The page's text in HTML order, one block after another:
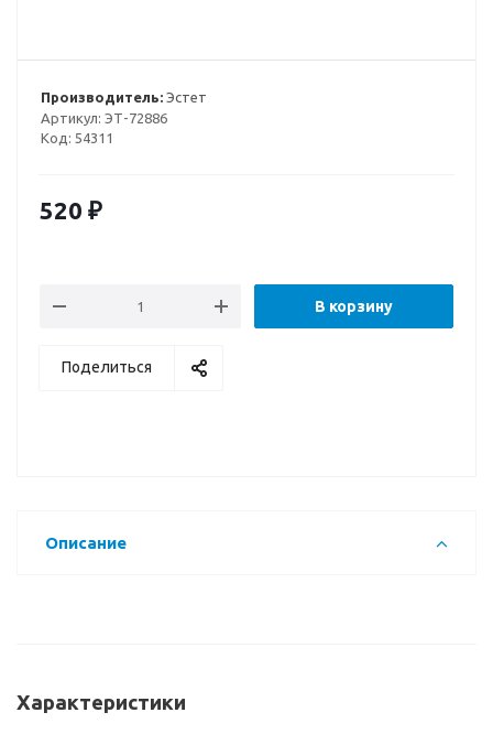
Производитель: Эстет
Артикул: ЭТ-72886
Код: 54311
520 ₽
В корзину
Поделиться
Описание
Характеристики